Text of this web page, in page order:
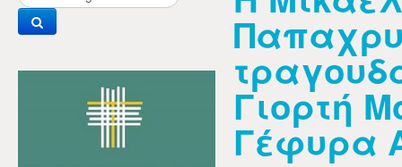
Γιορτή
Γέφυρα